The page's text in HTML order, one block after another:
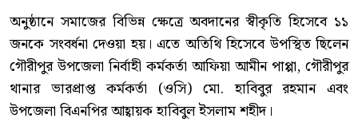
অনুষ্ঠানে সমাজের বিভিন্ন ক্ষেত্রে অবদানের স্বীকৃতি হিসেবে ১১
জনকে সংবর্ধনা দেওয়া হয়। এতে অতিথি হিসেবে উপস্থিত ছিলেন
গৌরীপুর উপজেলা নির্বাহী কর্মকর্তা আফিয়া আমীন পাপ্পা, গৌরীপুর
থানার ভারপ্রাপ্ত কর্মকর্তা (ওসি) মো. হাবিবুর রহমান এবং
উপজেলা বিএনপির আহ্বায়ক হাবিবুল ইসলাম শহীদ।